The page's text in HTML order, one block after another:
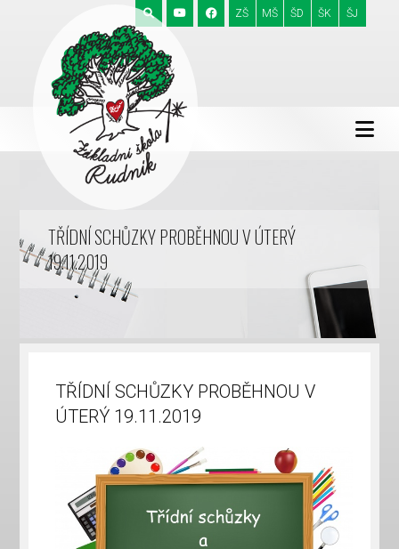
ZŠ MŠ ŠD ŠK ŠJ
TŘÍDNÍ SCHŮZKY PROBĚHNOU V ÚTERÝ
19.11.2019
TŘÍDNÍ SCHŮZKY PROBĚHNOU V
ÚTERÝ 19.11.2019